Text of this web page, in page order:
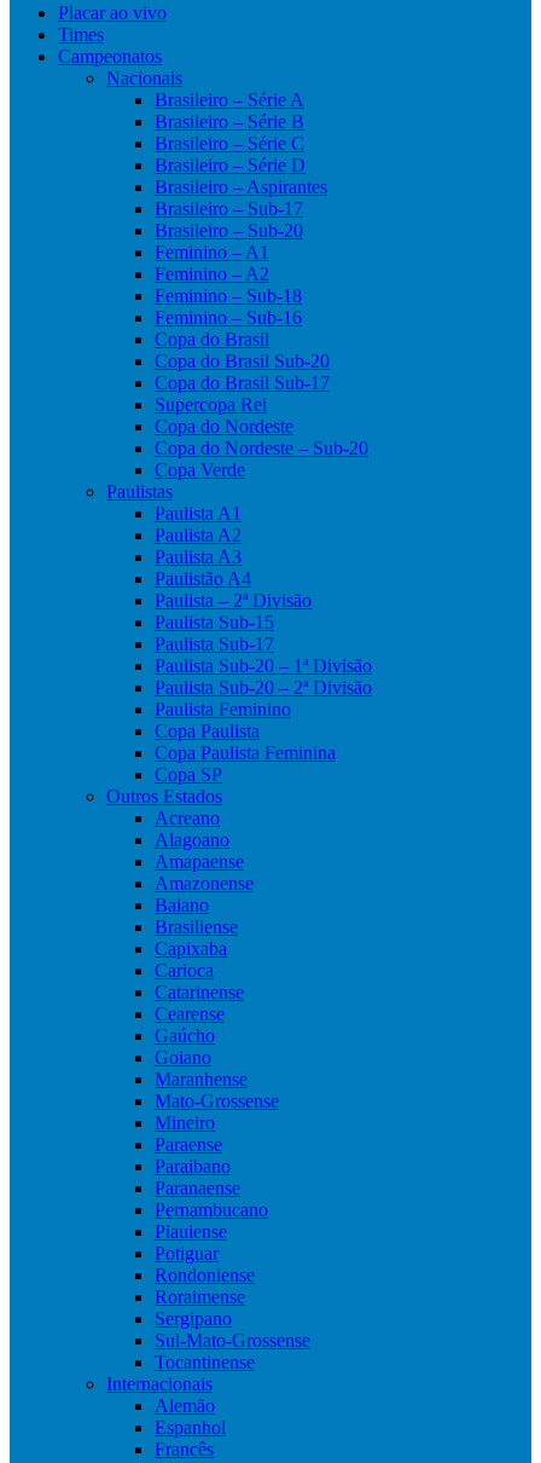
Placar ao vivo
Times
Campeonatos
Nacionais
Brasileiro – Série A
Brasileiro – Série B
Brasileiro – Série C
Brasileiro – Série D
Brasileiro – Aspirantes
Brasileiro – Sub-17
Brasileiro – Sub-20
Feminino – A1
Feminino – A2
Feminino – Sub-18
Feminino – Sub-16
Copa do Brasil
Copa do Brasil Sub-20
Copa do Brasil Sub-17
Supercopa Rei
Copa do Nordeste
Copa do Nordeste – Sub-20
Copa Verde
Paulistas
Paulista A1
Paulista A2
Paulista A3
Paulistão A4
Paulista – 2ª Divisão
Paulista Sub-15
Paulista Sub-17
Paulista Sub-20 – 1ª Divisão
Paulista Sub-20 – 2ª Divisão
Paulista Feminino
Copa Paulista
Copa Paulista Feminina
Copa SP
Outros Estados
Acreano
Alagoano
Amapaense
Amazonense
Baiano
Brasiliense
Capixaba
Carioca
Catarinense
Cearense
Gaúcho
Goiano
Maranhense
Mato-Grossense
Mineiro
Paraense
Paraibano
Paranaense
Pernambucano
Piauiense
Potiguar
Rondoniense
Roraimense
Sergipano
Sul-Mato-Grossense
Tocantinense
Internacionais
Alemão
Espanhol
Francês